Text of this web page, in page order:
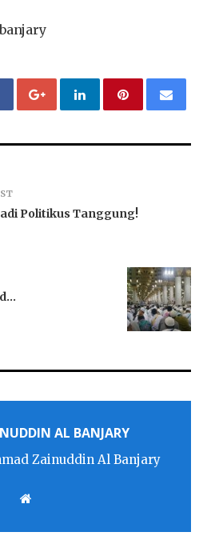
Politikus Tanggung!
AL BANJARY
Zainuddin Al Banjary